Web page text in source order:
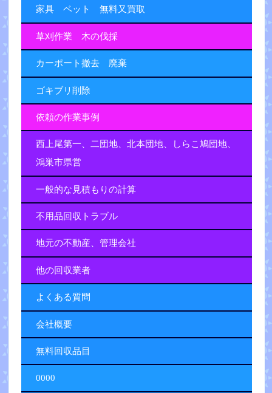
家具 ベット 無料又買取
草刈作業 木の伐採
カーポート撤去 廃棄
ゴキブリ削除
依頼の作業事例
西上尾第一、二団地、北本団地、しらこ鳩団地、
鴻巣市県営
一般的な見積もりの計算
不用品回収トラブル
地元の不動産、管理会社
他の回収業者
よくある質問
会社概要
無料回収品目
0000